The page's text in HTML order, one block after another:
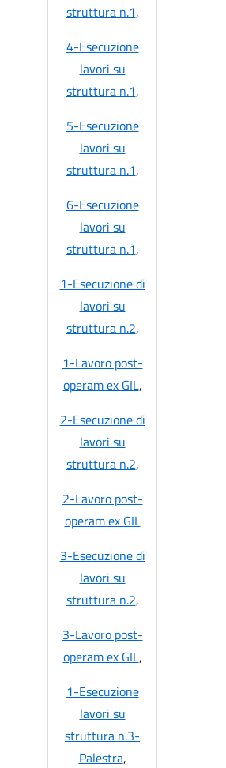
struttura n.1,
4-Esecuzione
lavori su
struttura n.1,
5-Esecuzione
lavori su
struttura n.1,
6-Esecuzione
lavori su
struttura n.1,
1-Esecuzione di
lavori su
struttura n.2,
1-Lavoro post-
operam ex GIL,
2-Esecuzione di
lavori su
struttura n.2,
2-Lavoro post-
operam ex GIL
3-Esecuzione di
lavori su
struttura n.2,
3-Lavoro post-
operam ex GIL,
1-Esecuzione
lavori su
struttura n.3-
Palestra,